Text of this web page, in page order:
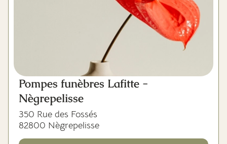
Pompes funèbres Lafitte -
Nègrepelisse
350 Rue des Fossés
82800 Nègrepelisse